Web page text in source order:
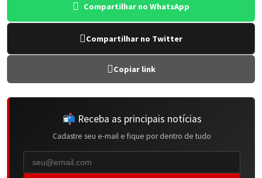
Compartilhar no WhatsApp
Compartilhar no Twitter
Copiar link
📬 Receba as principais notícias
Cadastre seu e-mail e fique por dentro de tudo